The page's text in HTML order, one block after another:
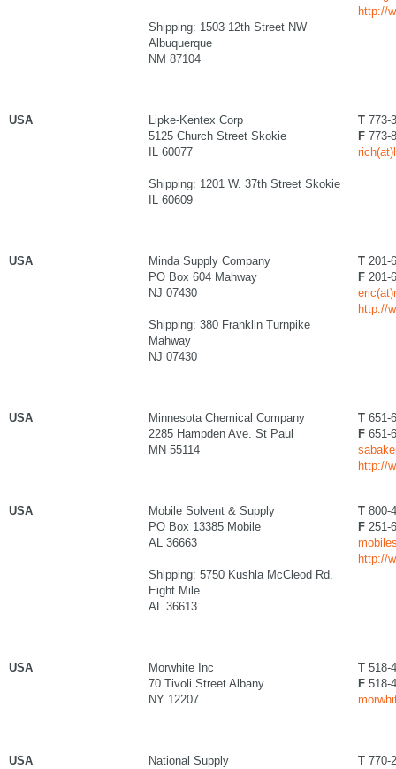
Shipping: 1503 12th Street NW
Albuquerque
NM 87104
http://
USA
Lipke-Kentex Corp
5125 Church Street Skokie
IL 60077
Shipping: 1201 W. 37th Street Skokie
IL 60609
T 773-
F 773-
USA
Minda Supply Company
PO Box 604 Mahway
NJ 07430
Shipping: 380 Franklin Turnpike
Mahway
NJ 07430
T 201-
F 201-
http://
USA
Minnesota Chemical Company
2285 Hampden Ave. St Paul
MN 55114
T 651-
F 651-
http://
USA
Mobile Solvent & Supply
PO Box 13385 Mobile
AL 36663
Shipping: 5750 Kushla McCleod Rd.
Eight Mile
AL 36613
T 800-
F 251-
http://
USA
Morwhite Inc
70 Tivoli Street Albany
NY 12207
T 518-
F 518-
USA
National Supply
T 770-